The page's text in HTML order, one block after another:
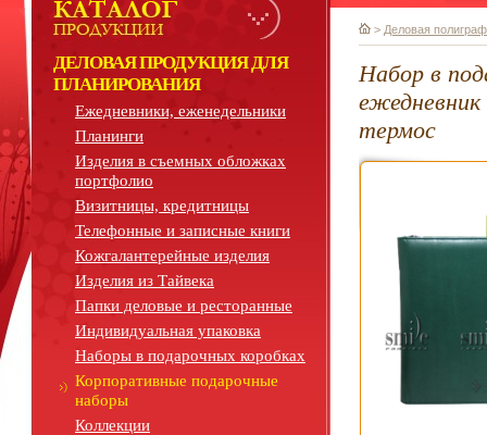
ДЕЛОВАЯ ПРОДУКЦИЯ ДЛЯ
ПЛАНИРОВАНИЯ
Ежедневники, еженедельники
Планинги
Изделия в съемных обложках
портфолио
Визитницы, кредитницы
Телефонные и записные книги
Кожгалантерейные изделия
Изделия из Тайвека
Папки деловые и ресторанные
Индивидуальная упаковка
Наборы в подарочных коробках
Корпоративные подарочные
наборы
Коллекции
> Деловая
Набор в
термос